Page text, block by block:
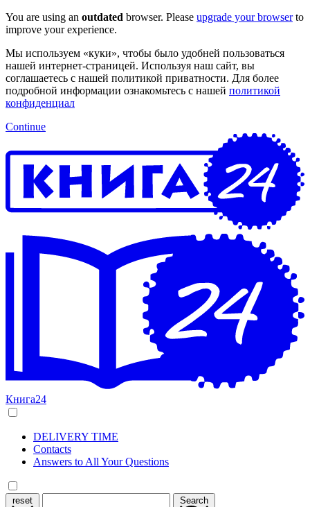
You are using an outdated browser. Please upgrade your browserto
improve your experience.
Мы используем «куки», чтобы было удобней пользоваться
нашей интернет-страницей. Используя наш сайт, вы
соглашаетесь с нашей политикой приватности. Для более
подробной информации ознакомьтесь с нашей политикой
конфиденциал
Continue
Книга24
DELIVERY TIME
Contacts
Answers to All Your Questions
reset Search